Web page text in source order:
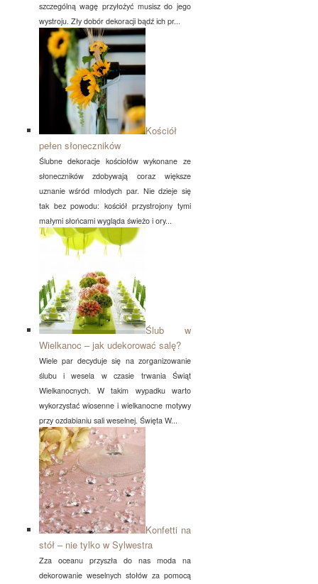
szczególną wagę przyłożyć musisz do jego
wystroju. Zły dobór dekoracji bądź ich pr...
Kościół
pełen słoneczników
Ślubne dekoracje kościołów wykonane ze
słoneczników zdobywają coraz większe
uznanie wśród młodych par. Nie dzieje się
tak bez powodu: kościół przystrojony tymi
małymi słońcami wygląda świeżo i ory...
Ślub w
Wielkanoc – jak udekorować salę?
Wiele par decyduje się na zorganizowanie
ślubu i wesela w czasie trwania Świąt
Wielkanocnych. W takim wypadku warto
wykorzystać wiosenne i wielkanocne motywy
przy ozdabianiu sali weselnej. Święta W...
Konfetti na
stół – nie tylko w Sylwestra
Zza oceanu przyszła do nas moda na
dekorowanie weselnych stołów za pomocą